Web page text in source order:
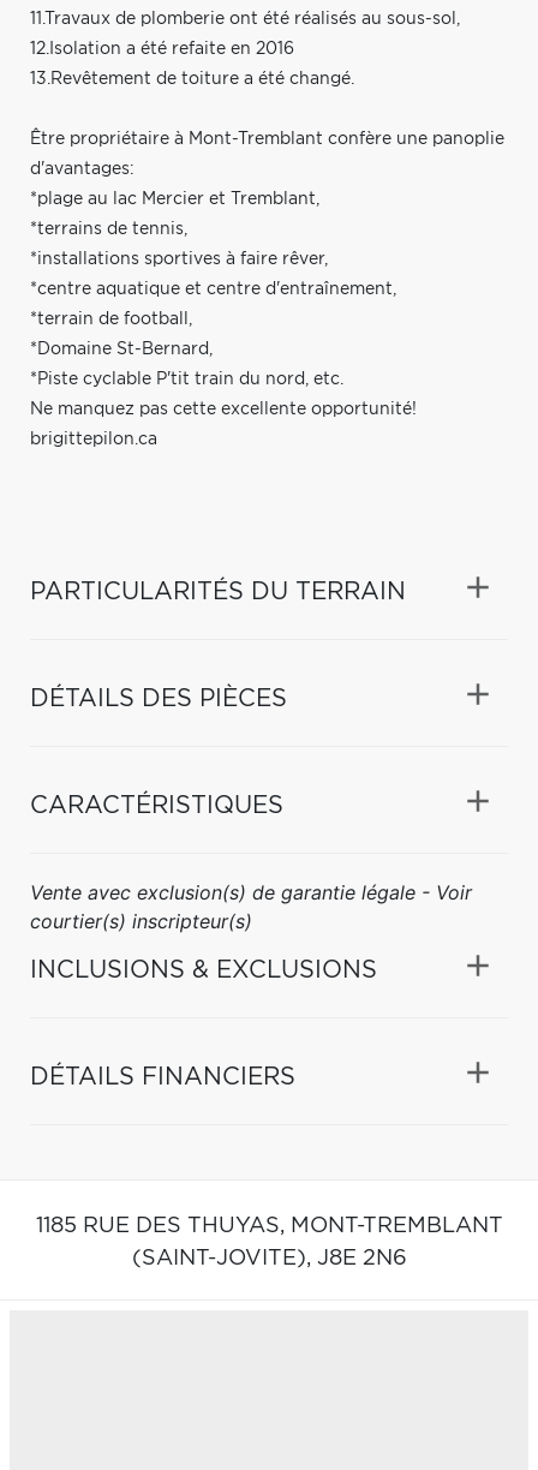
11.Travaux de plomberie ont été réalisés au sous-sol,
12.Isolation a été refaite en 2016
13.Revêtement de toiture a été changé.
Être propriétaire à Mont-Tremblant confère une panoplie
d'avantages:
*plage au lac Mercier et Tremblant,
*terrains de tennis,
*installations sportives à faire rêver,
*centre aquatique et centre d'entraînement,
*terrain de football,
*Domaine St-Bernard,
*Piste cyclable P'tit train du nord, etc.
Ne manquez pas cette excellente opportunité!
brigittepilon.ca
PARTICULARITÉS DU TERRAIN
DÉTAILS DES PIÈCES
CARACTÉRISTIQUES
Vente avec exclusion(s) de garantie légale - Voir
courtier(s) inscripteur(s)
INCLUSIONS & EXCLUSIONS
DÉTAILS FINANCIERS
1185 RUE DES THUYAS, MONT-TREMBLANT
(SAINT-JOVITE), J8E 2N6